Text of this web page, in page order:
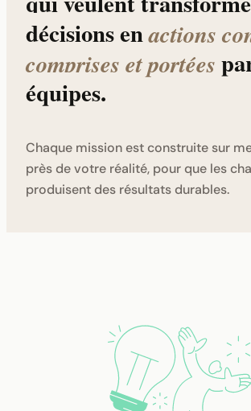
décisions enactions
comprises et portées
équipes.
Chaque mission est construite sur
près de votre réalité, pour que les
produisent des résultats durables.